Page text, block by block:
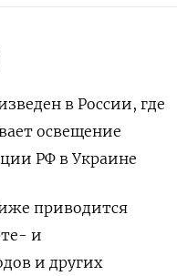
в России, где
освещение
РФ в Украине
приводится
и
и других